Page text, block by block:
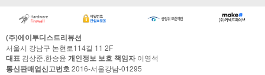
(주)에이투디스트리뷰션
서울시 강남구 논현로114길 11 2F
대표 김상준,한승윤 개인정보 보호 책임자이영석
통신판매업신고번호2016-서울강남-01295